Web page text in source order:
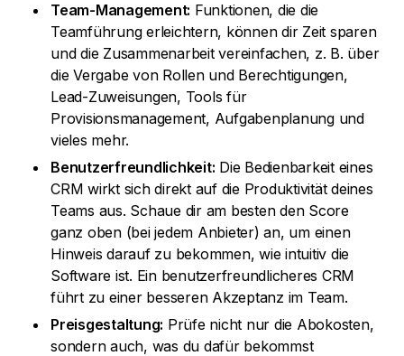
Team-Management: Funktionen, die die
Teamführung erleichtern, können dir Zeit sparen
und die Zusammenarbeit vereinfachen, z. B. über
die Vergabe von Rollen und Berechtigungen,
Lead-Zuweisungen, Tools für
Provisionsmanagement, Aufgabenplanung und
vieles mehr.
Benutzerfreundlichkeit: Die Bedienbarkeit eines
CRM wirkt sich direkt auf die Produktivität deines
Teams aus. Schaue dir am besten den Score
ganz oben (bei jedem Anbieter) an, um einen
Hinweis darauf zu bekommen, wie intuitiv die
Software ist. Ein benutzerfreundlicheres CRM
führt zu einer besseren Akzeptanz im Team.
Preisgestaltung: Prüfe nicht nur die Abokosten,
sondern auch, was du dafür bekommst